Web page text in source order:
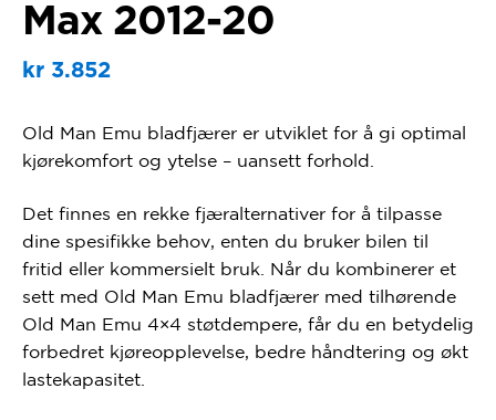
Max 2012-20
kr3.852
Old Man Emu bladfjærer er utviklet for å gi optimal
kjørekomfort og ytelse – uansett forhold.
Det finnes en rekke fjæralternativer for å tilpasse
dine spesifikke behov, enten du bruker bilen til
fritid eller kommersielt bruk. Når du kombinerer et
sett med Old Man Emu bladfjærer med tilhørende
Old Man Emu 4×4 støtdempere, får du en betydelig
forbedret kjøreopplevelse, bedre håndtering og økt
lastekapasitet.